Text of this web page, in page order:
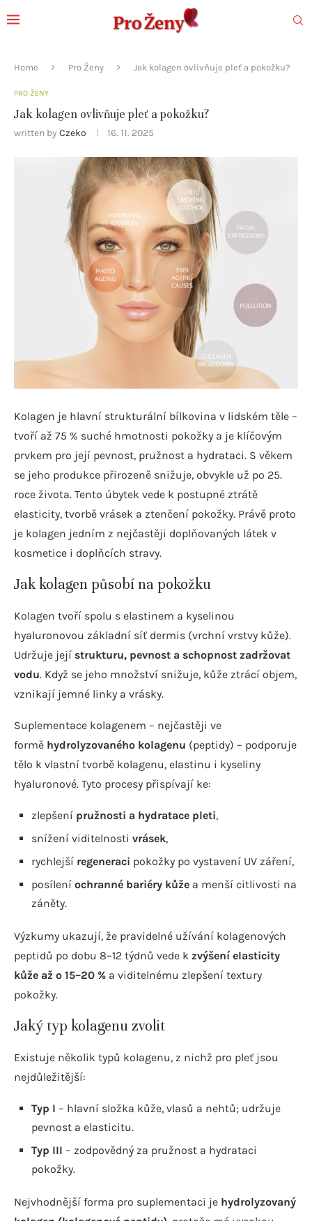
Home Pro Ženy Jak kolagen ovlivňuje pleť a pokožku?
PRO ŽENY
Jak kolagen ovlivňuje pleť a pokožku?
written by Czeko 16. 11. 2025
Kolagen je hlavní strukturální bílkovina v lidském těle –
tvoří až 75 % suché hmotnosti pokožky a je klíčovým
prvkem pro její pevnost, pružnost a hydrataci. S věkem
se jeho produkce přirozeně snižuje, obvykle už po 25.
roce života. Tento úbytek vede k postupné ztrátě
elasticity, tvorbě vrásek a ztenčení pokožky. Právě proto
je kolagen jedním z nejčastěji doplňovaných látek v
kosmetice i doplňcích stravy.
Jak kolagen působí na pokožku
Kolagen tvoří spolu s elastinem a kyselinou
hyaluronovou základní síť dermis (vrchní vrstvy kůže).
Udržuje její strukturu, pevnost a schopnost zadržovat
vodu. Když se jeho množství snižuje, kůže ztrácí objem,
vznikají jemné linky a vrásky.
Suplementace kolagenem – nejčastěji ve
formě hydrolyzovaného kolagenu (peptidy) – podporuje
tělo k vlastní tvorbě kolagenu, elastinu i kyseliny
hyaluronové. Tyto procesy přispívají ke:
zlepšení pružnosti a hydratace pleti,
snížení viditelnosti vrásek,
rychlejší regeneraci pokožky po vystavení UV záření,
posílení ochranné bariéry kůže a menší citlivosti na
záněty.
Výzkumy ukazují, že pravidelné užívání kolagenových
peptidů po dobu 8–12 týdnů vede k zvýšení elasticity
kůže až o 15–20 % a viditelnému zlepšení textury
pokožky.
Jaký typ kolagenu zvolit
Existuje několik typů kolagenu, z nichž pro pleť jsou
nejdůležitější:
Typ I – hlavní složka kůže, vlasů a nehtů; udržuje
pevnost a elasticitu.
Typ III – zodpovědný za pružnost a hydrataci
pokožky.
Nejvhodnější forma pro suplementaci je hydrolyzovaný